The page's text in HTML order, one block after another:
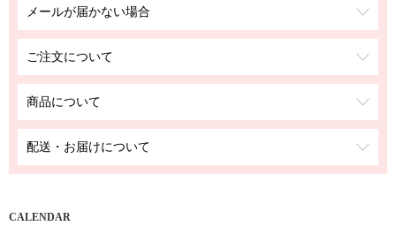
メールが届かない場合
ご注文について
商品について
配送・お届けについて